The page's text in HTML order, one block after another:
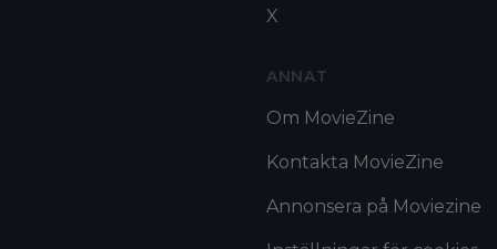
X
ANNAT
Om MovieZine
Kontakta MovieZine
Annonsera på Moviezine